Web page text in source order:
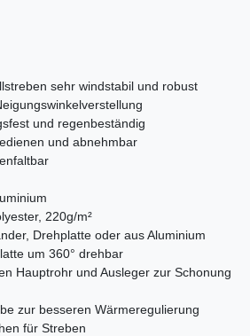
sehr windstabil und robust
und regenbeständig
und abnehmbar
220g/m²
Drehplatte oder aus Aluminium
um 360° drehbar
Hauptrohr und Ausleger zur Schonung
zur besseren Wärmeregulierung
für Streben